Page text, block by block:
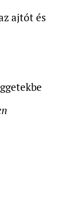
ajtót és